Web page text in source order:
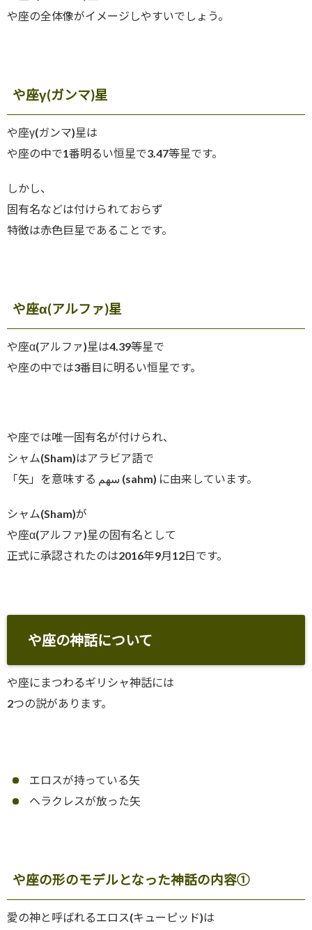
や座の全体像がイメージしやすいでしょう。
や座γ(ガンマ)星
や座γ(ガンマ)星は
や座の中で1番明るい恒星で3.47等星です。
しかし、
固有名などは付けられておらず
特徴は赤色巨星であることです。
や座α(アルファ)星
や座α(アルファ)星は4.39等星で
や座の中では3番目に明るい恒星です。
や座では唯一固有名が付けられ、
シャム(Sham)はアラビア語で
「矢」を意味する سهم (sahm) に由来しています。
シャム(Sham)が
や座α(アルファ)星の固有名として
正式に承認されたのは2016年9月12日です。
や座の神話について
や座にまつわるギリシャ神話には
2つの説があります。
エロスが持っている矢
ヘラクレスが放った矢
や座の形のモデルとなった神話の内容①
愛の神と呼ばれるエロス(キューピッド)は